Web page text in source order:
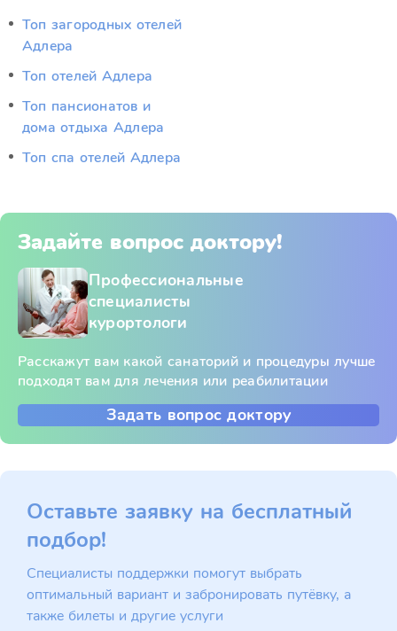
Топ загородных отелей
Адлера
Топ отелей Адлера
Топ пансионатов и
дома отдыха Адлера
Топ спа отелей Адлера
Задайте вопрос доктору!
Профессиональные
специалисты
курортологи
Расскажут вам какой санаторий и процедуры лучше
подходят вам для лечения или реабилитации
Задать вопрос доктору
Оставьте заявку на бесплатный
подбор!
Специалисты поддержки помогут выбрать
оптимальный вариант и забронировать путёвку, а
также билеты и другие услуги